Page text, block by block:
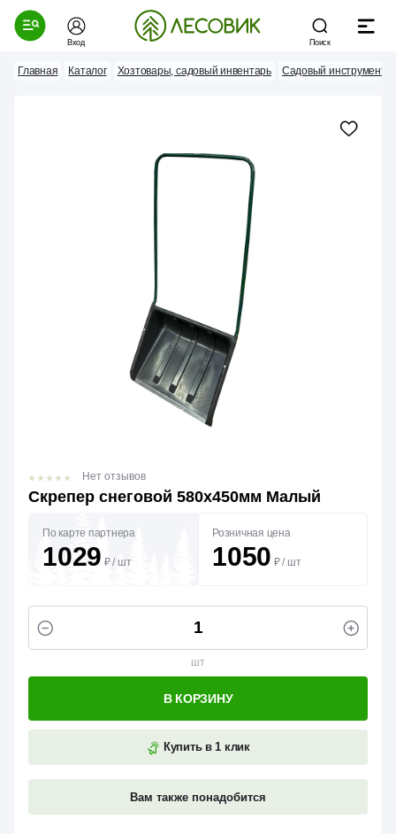
Вход Поиск
Главная Каталог Хозтовары, садовый инвентарь Садовый инструмент
Скрепер снеговой 580х450мм Малый
Нет отзывов
По карте партнера
1029 ₽/ шт
Розничная цена
1050 ₽/ шт
шт
Купить в 1 клик
Вам также понадобится
В КОРЗИНУ